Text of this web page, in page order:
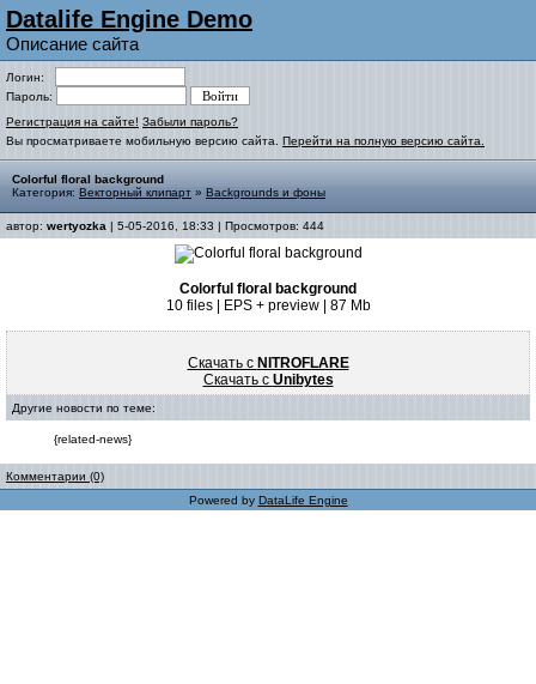
Datalife Engine Demo
Описание сайта
Логин:
Пароль:
Регистрация на сайте! Забыли пароль?
Вы просматриваете мобильную версию сайта. Перейти на полную версию сайта.
Colorful floral background
Категория: Векторный клипарт » Backgrounds и фоны
автор: wertyozka | 5-05-2016, 18:33 | Просмотров: 444
Colorful floral background
10 files | EPS + preview | 87 Mb
Скачать с NITROFLARE
Скачать с Unibytes
Другие новости по теме:
{related-news}
Комментарии (0)
Powered by DataLife Engine